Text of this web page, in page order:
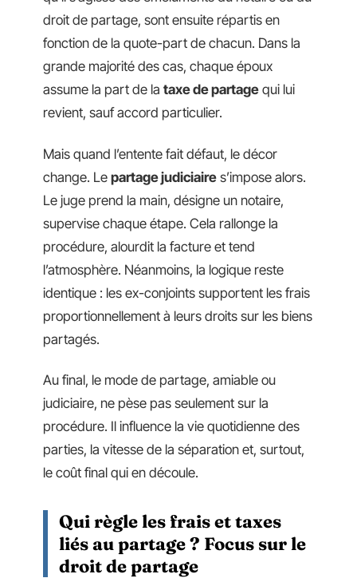
droit de partage, sont ensuite répartis en
fonction de la quote-part de chacun. Dans la
grande majorité des cas, chaque époux
assume la part de la taxe de partage qui lui
revient, sauf accord particulier.
Mais quand l’entente fait défaut, le décor
change. Le partage judiciaire s’impose alors.
Le juge prend la main, désigne un notaire,
supervise chaque étape. Cela rallonge la
procédure, alourdit la facture et tend
l’atmosphère. Néanmoins, la logique reste
identique : les ex-conjoints supportent les frais
proportionnellement à leurs droits sur les biens
partagés.
Au final, le mode de partage, amiable ou
judiciaire, ne pèse pas seulement sur la
procédure. Il influence la vie quotidienne des
parties, la vitesse de la séparation et, surtout,
le coût final qui en découle.
Qui règle les frais et taxes
liés au partage ? Focus sur le
droit de partage